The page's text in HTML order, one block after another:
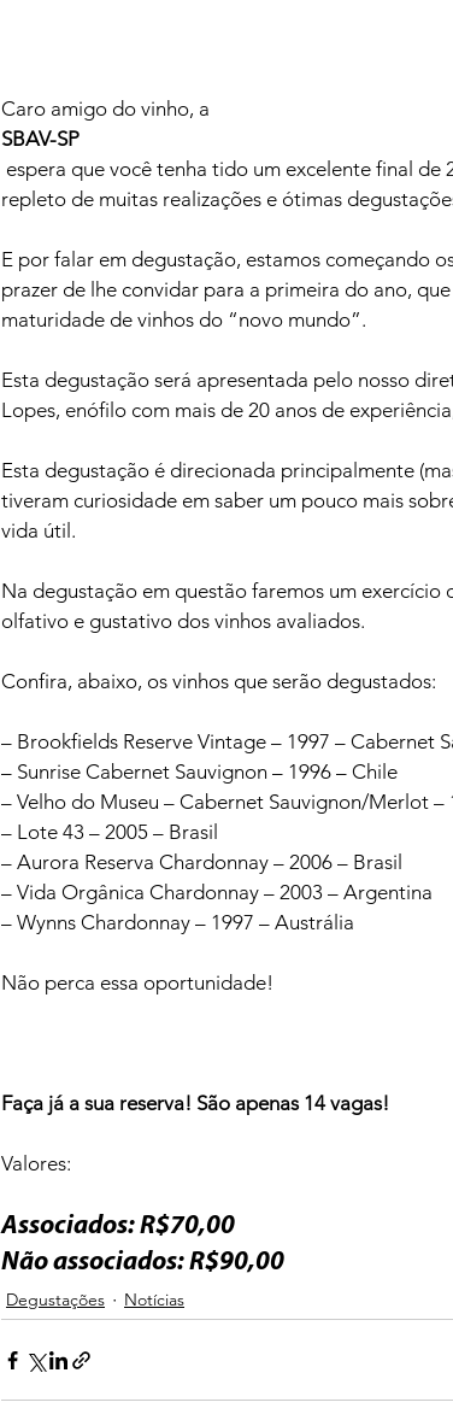
Caro amigo do vinho, a
SBAV-SP
repleto de muitas realizações e ótimas
E por falar em degustação, estamos começando
prazer de lhe convidar para a primeira do ano,
maturidade de vinhos do “novo mundo”.
Esta degustação será apresentada pelo nosso
Lopes, enófilo com mais de 20 anos de
Esta degustação é direcionada principalmente
tiveram curiosidade em saber um pouco mais
vida útil.
Na degustação em questão faremos um
olfativo e gustativo dos vinhos avaliados.
Confira, abaixo, os vinhos que serão degustados:
– Brookfields Reserve Vintage – 1997 – Cabernet
– Sunrise Cabernet Sauvignon – 1996 – Chile
– Velho do Museu – Cabernet Sauvignon/Merlot –
– Lote 43 – 2005 – Brasil
– Aurora Reserva Chardonnay – 2006 – Brasil
– Vida Orgânica Chardonnay – 2003 – Argentina
– Wynns Chardonnay – 1997 – Austrália
Não perca essa oportunidade!
Faça já a sua reserva! São apenas 14 vagas!
Associados:
Não associados: R$90,00
Degustações Notícias